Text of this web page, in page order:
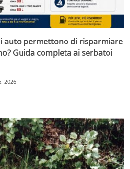
auto permettono di risparmiare
Guida completa ai serbatoi
2026